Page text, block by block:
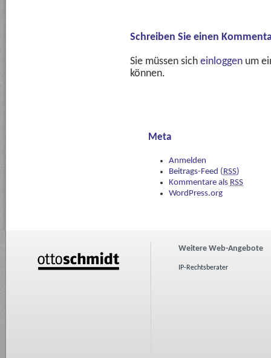
Schreiben Sie einen
Sie müssen sich einloggen um
können.
Meta
Anmelden
Beitrags-Feed (RSS)
Kommentare als RSS
WordPress.org
Weitere Web-Angebote
IP-Rechtsberater